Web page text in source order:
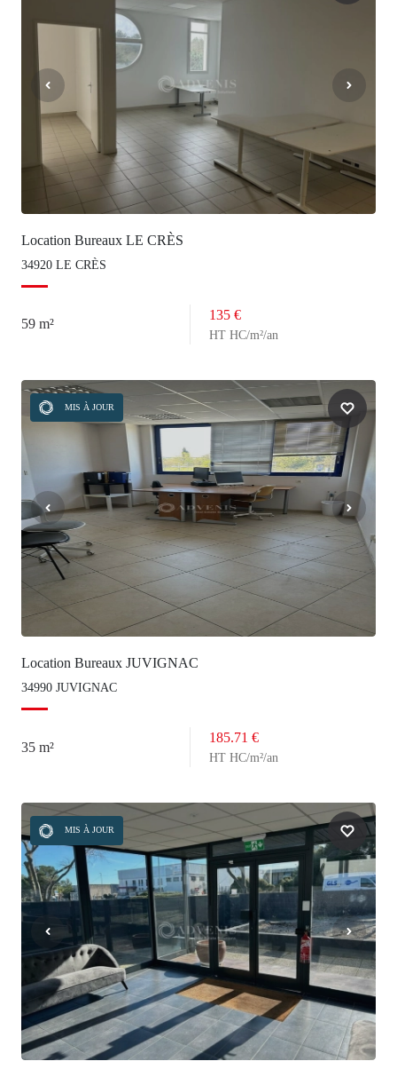
Location Bureaux LE CRÈS
34920 LE CRÈS
59 m²
135 €
HT HC/m²/an
MIS À JOUR
Location Bureaux JUVIGNAC
34990 JUVIGNAC
35 m²
185.71 €
HT HC/m²/an
MIS À JOUR